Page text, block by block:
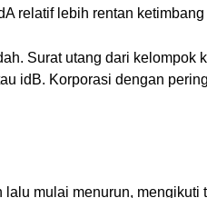
relatif lebih rentan
Surat utang dari kelompok
idB. Korporasi dengan
mulai menurun,